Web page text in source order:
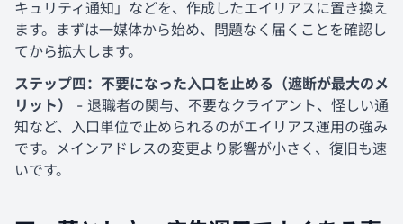
キュリティ通知」などを、作成したエイリアスに置き換え
ます。まずは一媒体から始め、問題なく届くことを確認し
てから拡大します。
ステップ四：不要になった入口を止める（遮断が最大のメ
リット）
- 退職者の関与、不要なクライアント、怪しい通
知など、入口単位で止められるのがエイリアス運用の強み
です。メインアドレスの変更より影響が小さく、復旧も速
いです。